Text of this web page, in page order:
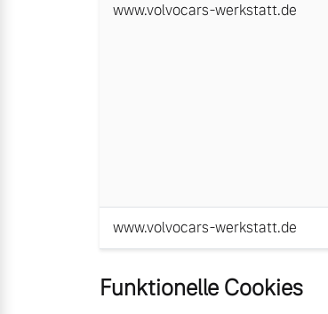
www.volvocars-werkstatt.de
www.volvocars-werkstatt.de
Funktionelle Cookies